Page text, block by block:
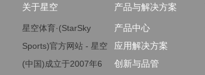
关于星空
星空体育·(StarSky
Sports)官方网站 - 星空
(中国)成立于2007年6
产品与解决方案
产品中心
应用解决方案
创新与品管